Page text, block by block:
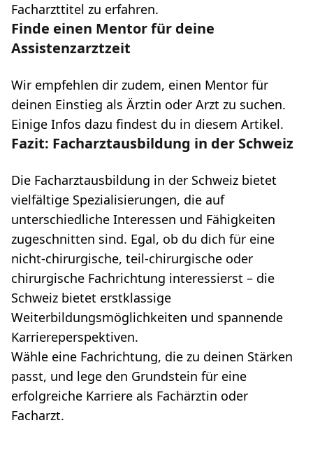
Facharzttitel zu erfahren.
Finde einen Mentor für deine
Assistenzarztzeit
Wir empfehlen dir zudem, einen Mentor für
deinen Einstieg als Ärztin oder Arzt zu suchen.
Einige Infos dazu findest du in diesem Artikel.
Fazit: Facharztausbildung in der Schweiz
Die Facharztausbildung in der Schweiz bietet
vielfältige Spezialisierungen, die auf
unterschiedliche Interessen und Fähigkeiten
zugeschnitten sind. Egal, ob du dich für eine
nicht-chirurgische, teil-chirurgische oder
chirurgische Fachrichtung interessierst – die
Schweiz bietet erstklassige
Weiterbildungsmöglichkeiten und spannende
Karriereperspektiven.
Wähle eine Fachrichtung, die zu deinen Stärken
passt, und lege den Grundstein für eine
erfolgreiche Karriere als Fachärztin oder
Facharzt.